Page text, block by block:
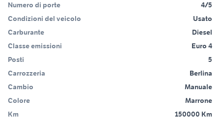
Numero di porte
4/5
Condizioni del veicolo
Usato
Carburante
Diesel
Classe emissioni
Euro 4
Posti
5
Carrozzeria
Berlina
Cambio
Manuale
Colore
Marrone
Km
150000 Km